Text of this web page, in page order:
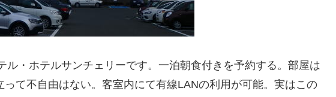
ル・ホテルサンチェリーです。一泊朝食付きを予約する。部屋は
て不自由はない。客室内にて有線LANの利用が可能。実はこの